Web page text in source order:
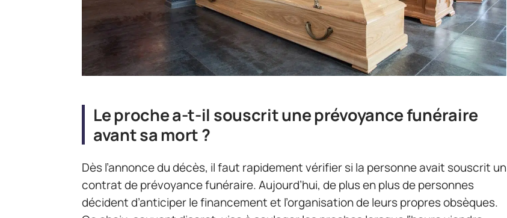
Le proche a-t-il souscrit une prévoyance funéraire
avant sa mort ?
Dès l’annonce du décès, il faut rapidement vérifier si la personne avait souscrit un
contrat de prévoyance funéraire. Aujourd’hui, de plus en plus de personnes
décident d’anticiper le financement et l’organisation de leurs propres obsèques.